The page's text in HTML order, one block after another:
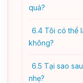
quả?
6.4 Tôi có thể
không?
6.5 Tại sao
nhẹ?